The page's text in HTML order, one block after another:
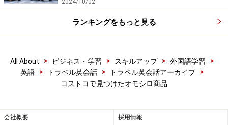
2024/10/02
ランキングをもっと見る
All About > ビジネス・学習 > スキルアップ > 外国語学習
>
英語
> トラベル英会話 > トラベル英会話アーカイブ
>
コストコで見つけたオモシロ商品
会社概要 採用情報